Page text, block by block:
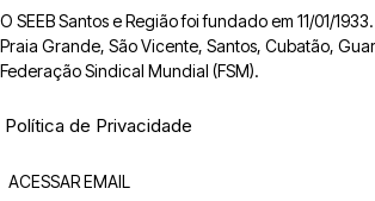
O SEEB Santos e Região foi fundado em 11/01/
Praia Grande, São Vicente, Santos, Cubatão,
Federação Sindical Mundial (FSM).
Política de Privacidade
ACESSAR EMAIL